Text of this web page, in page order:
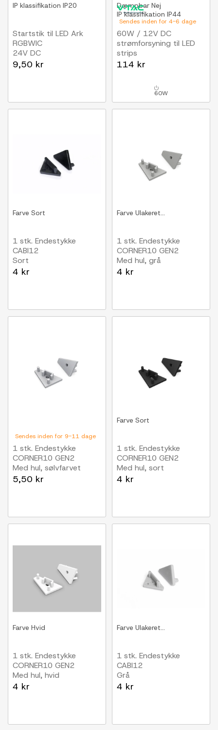
IP klassifikation IP20
Startstik til LED Ark
RGBWIC
24V DC
9,50 kr
Sendes inden for 4-6 dage
Dæmpbar Nej
IP klassifikation IP44
60W / 12V DC
strømforsyning til LED
strips
5A, IP44 vådrum
114 kr
60W
Farve Sort
1 stk. Endestykke
CABI12
Sort
4 kr
Farve Ulakeret...
1 stk. Endestykke
CORNER10 GEN2
Med hul, grå
4 kr
Sendes inden for 9-11 dage
1 stk. Endestykke
CORNER10 GEN2
Med hul, sølvfarvet
5,50 kr
Farve Sort
1 stk. Endestykke
CORNER10 GEN2
Med hul, sort
4 kr
Farve Hvid
1 stk. Endestykke
CORNER10 GEN2
Med hul, hvid
4 kr
Farve Ulakeret...
1 stk. Endestykke
CABI12
Grå
4 kr